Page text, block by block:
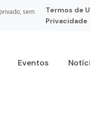
sem
Termos de
Privacidade
Eventos